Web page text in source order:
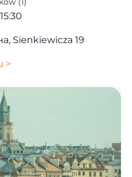
Sienkiewicza 19
>